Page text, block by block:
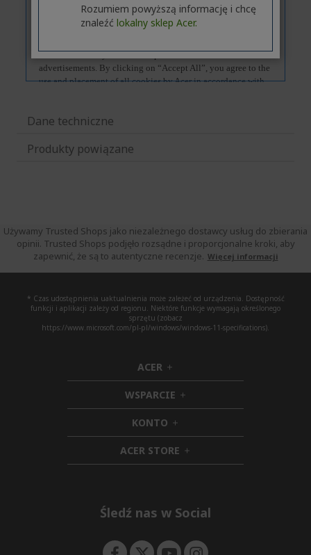
Dane techniczne
Produkty powiązane
Używamy Trusted Shops jako niezależnego dostawcy usług do zbierania
opinii. Trusted Shops podjęło rozsądne i proporcjonalne kroki, aby
zapewnić, że są to autentyczne recenzje. Więcej informacji
* Czas udostępnienia uaktualnienia może zależeć od urządzenia. Dostępność
funkcji i aplikacji zależy od regionu. Niektóre funkcje wymagają określonego
sprzętu (zobacz
https://www.microsoft.com/pl-pl/windows/windows-11-specifications).
ACER h
i
d
d
e
n
WSPARCIE h
i
d
e
n
KONTO h
i
d
d
ACER STORE h
i
e
Śledź nas w Social
Rozumiem powyższą informację i chcę
znaleźć lokalny sklep Acer.